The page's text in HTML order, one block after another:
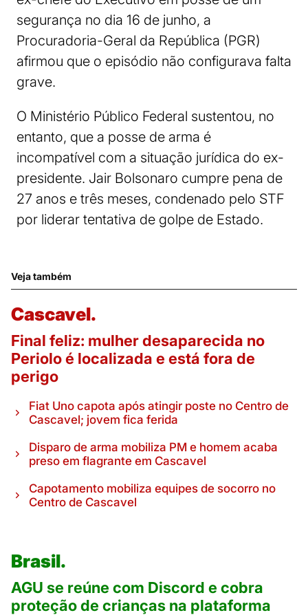
segurança no dia 16 de junho, a
Procuradoria-Geral da República (PGR)
afirmou que o episódio não configurava falta
grave.
O Ministério Público Federal sustentou, no
entanto, que a posse de arma é
incompatível com a situação jurídica do ex-
presidente. Jair Bolsonaro cumpre pena de
27 anos e três meses, condenado pelo STF
por liderar tentativa de golpe de Estado.
Veja também
Cascavel.
Final feliz: mulher desaparecida no
Periolo é localizada e está fora de
perigo
Fiat Uno capota após atingir poste no Centro de
Cascavel; jovem fica ferida
Disparo de arma mobiliza PM e homem acaba
preso em flagrante em Cascavel
Capotamento mobiliza equipes de socorro no
Centro de Cascavel
Brasil.
AGU se reúne com Discord e cobra
proteção de crianças na plataforma